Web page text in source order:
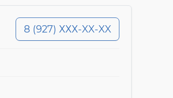
8 (927) ХХХ-XX-XX